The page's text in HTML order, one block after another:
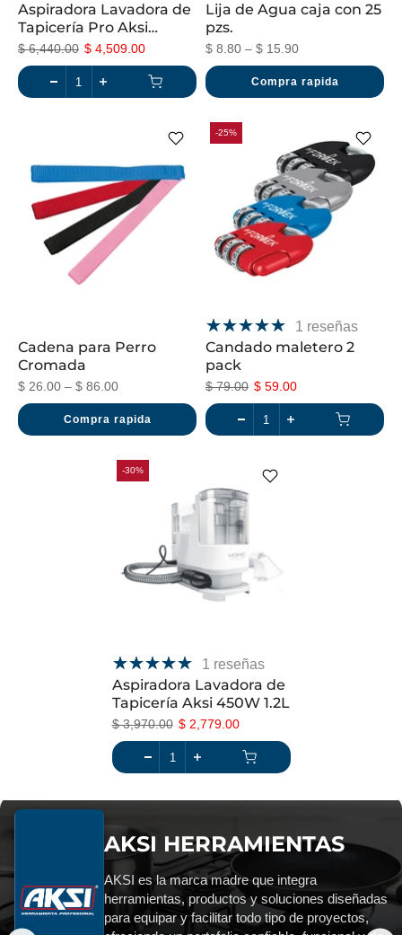
Aspiradora Lavadora de
Tapicería Pro Aksi
1200W 20L
$ 6,440.00 $ 4,509.00
Lija de Agua caja con 25
pzs.
$ 8.80 – $ 15.90
Compra rapida
Cadena para Perro
Cromada
$ 26.00 – $ 86.00
Compra rapida
-25%
1 reseñas
Candado maletero 2
pack
$ 79.00 $ 59.00
-30%
1 reseñas
Aspiradora Lavadora de
Tapicería Aksi 450W 1.2L
$ 3,970.00 $ 2,779.00
AKSI HERRAMIENTAS
AKSI es la marca madre que integra
herramientas, productos y soluciones diseñadas
para equipar y facilitar todo tipo de proyectos,